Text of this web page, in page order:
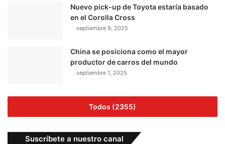
Nuevo pick-up de Toyota estaría basado
en el Corolla Cross
septiembre 9, 2025
China se posiciona como el mayor
productor de carros del mundo
septiembre 1, 2025
Todos (2355)
Suscríbete a nuestro canal